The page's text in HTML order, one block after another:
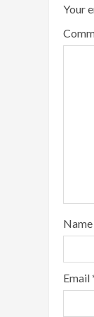
Your
Name
Email